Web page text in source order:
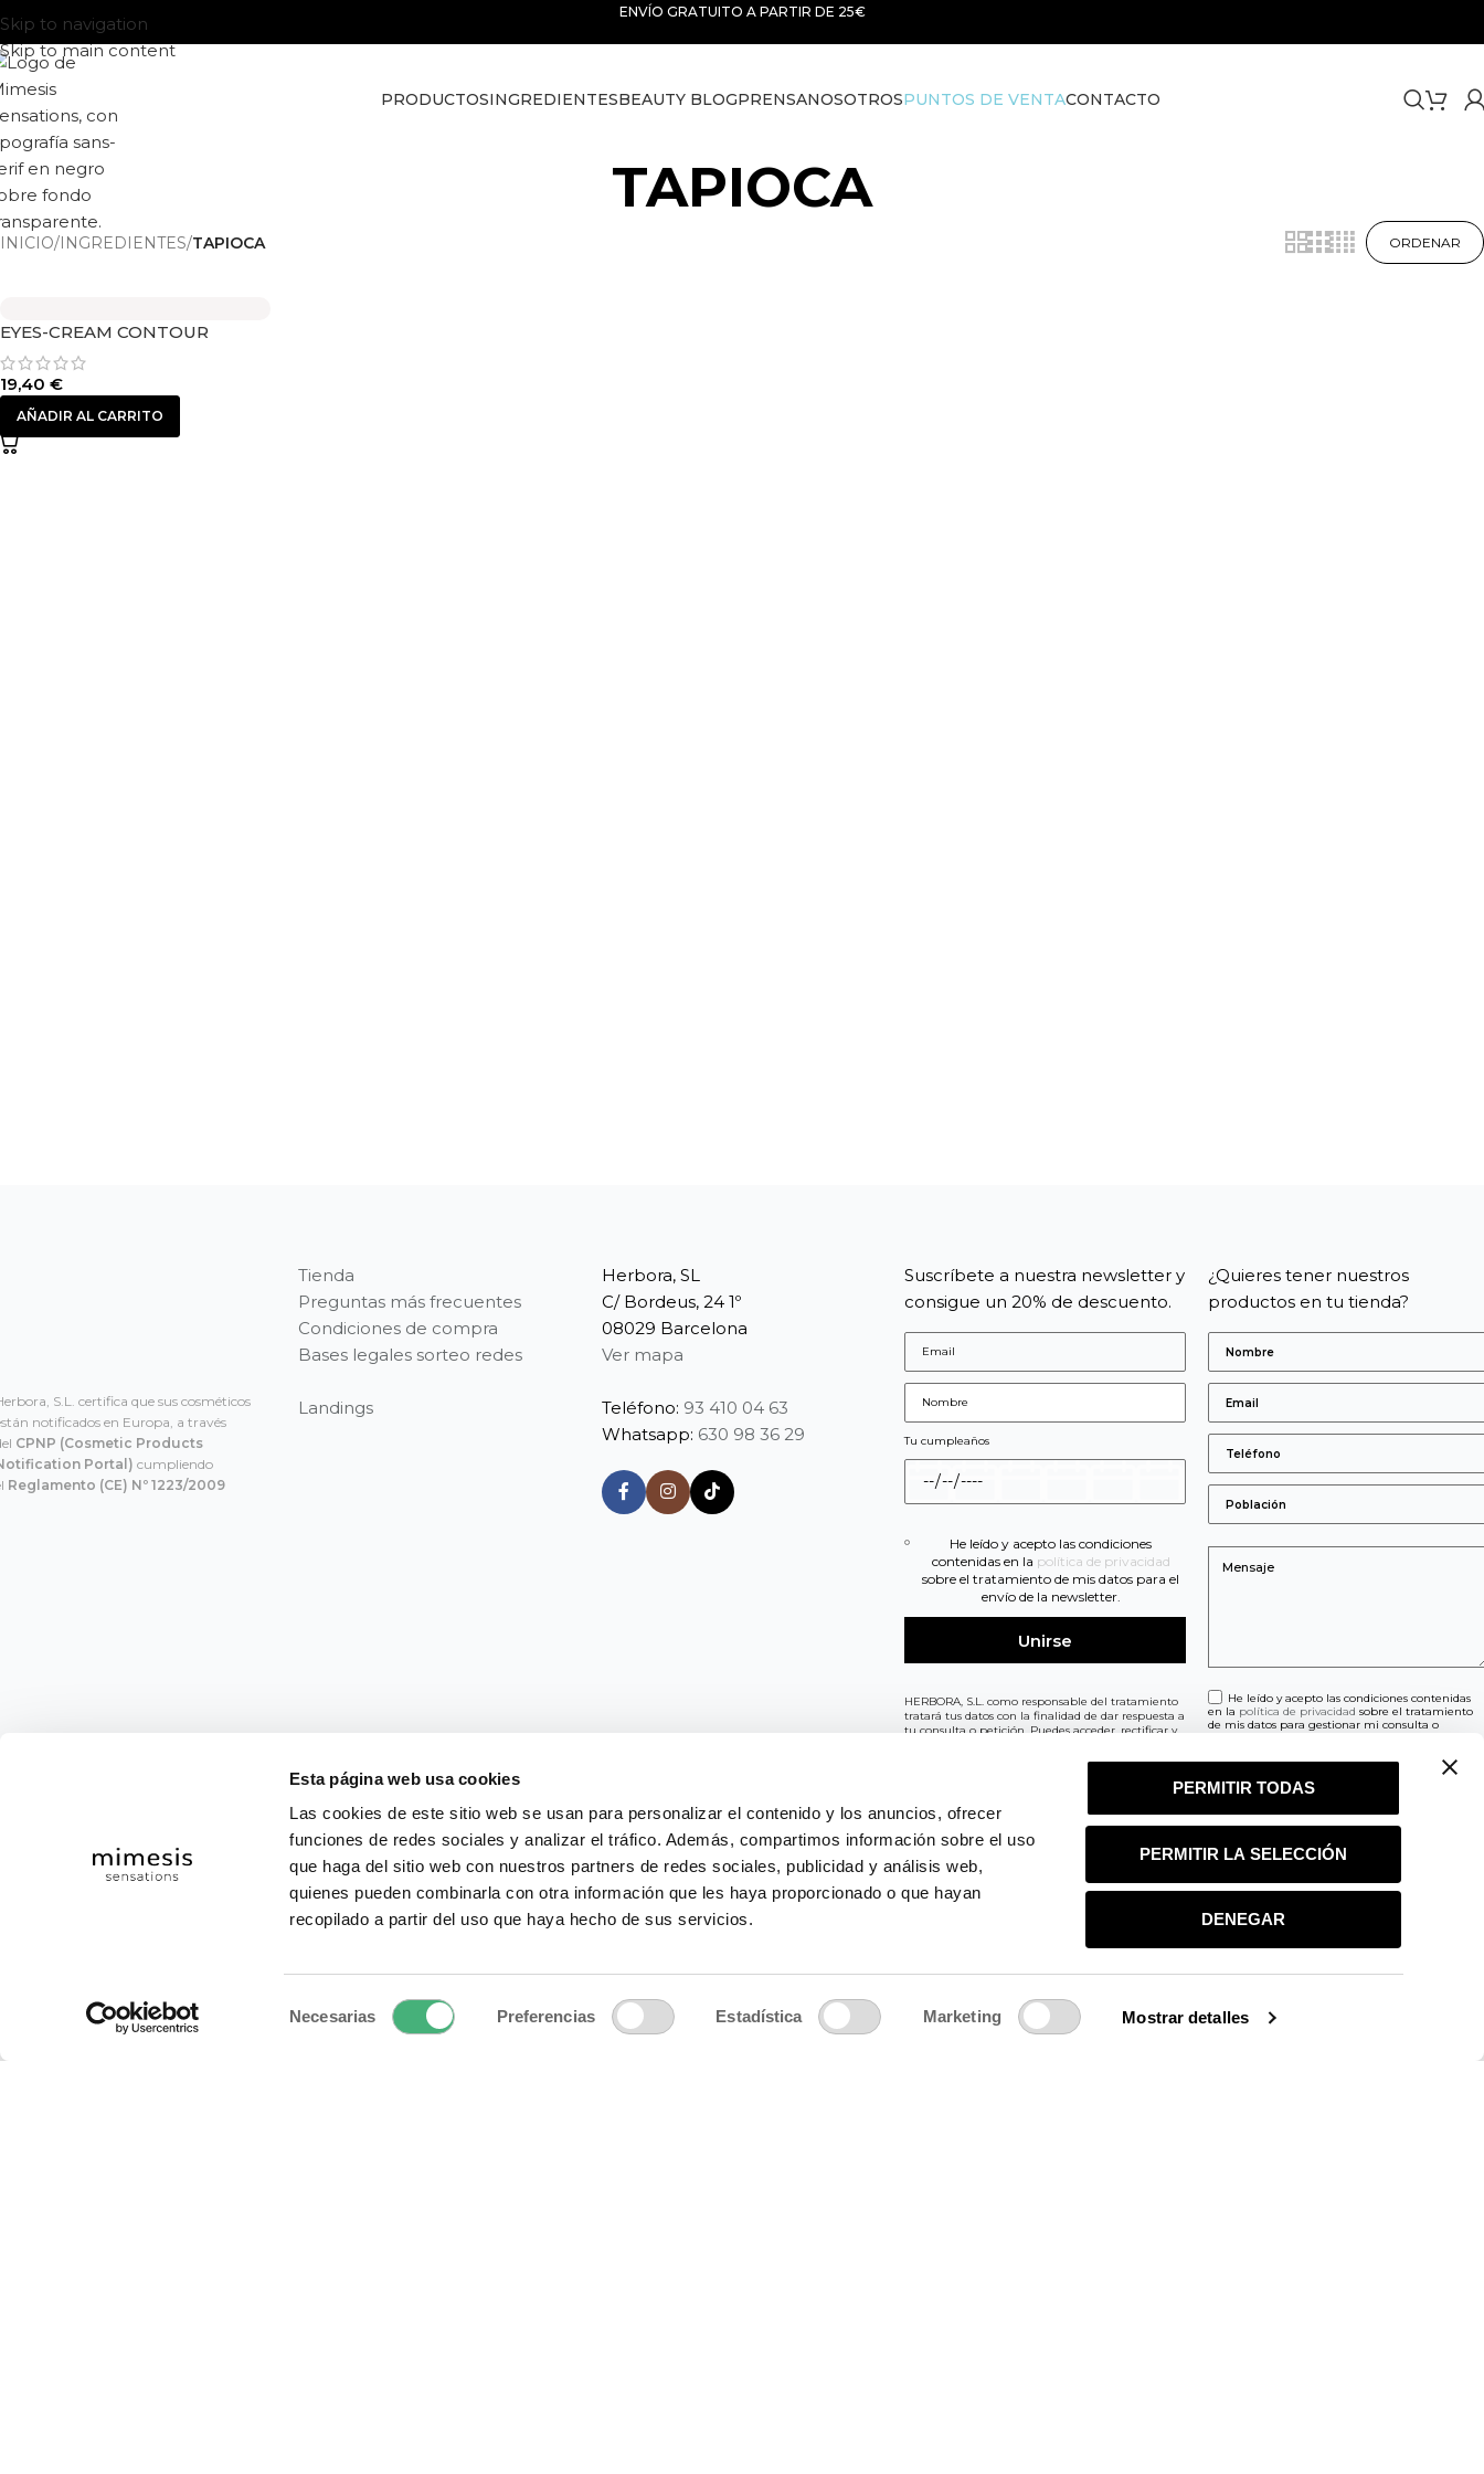
Esta página web usa cookies
Las cookies de este sitio web se usan para personalizar el contenido y los anuncios, ofrecer
funciones de redes sociales y analizar el tráfico. Además, compartimos información sobre el uso
que haga del sitio web con nuestros partners de redes sociales, publicidad y análisis web,
quienes pueden combinarla con otra información que les haya proporcionado o que hayan
recopilado a partir del uso que haya hecho de sus servicios.
Necesarias Preferencias Estadística Marketing Mostrar detalles
PERMITIR TODAS
PERMITIR LA SELECCIÓN
DENEGAR
Skip to navigation
Skip to main content
ENVÍO GRATUITO A PARTIR DE 25€
PRODUCTOSINGREDIENTESBEAUTY BLOGPRENSANOSOTROSPUNTOS DE VENTACONTACTO
TAPIOCA
INICIO/INGREDIENTES/TAPIOCA
EYES-CREAM CONTOUR
19,40 €
AÑADIR AL CARRITO
S.L. certifica que sus cosméticos
notificados en Europa, a través
CPNP (Cosmetic Products
Portal) cumpliendo
Reglamento (CE) Nº 1223/2009
Tienda
Preguntas más frecuentes
Condiciones de compra
Bases legales sorteo redes
Landings
Herbora, SL
C/ Bordeus, 24 1º
08029 Barcelona
Ver mapa
Teléfono: 93 410 04 63
Whatsapp: 630 98 36 29
Suscríbete a nuestra newsletter y
consigue un 20% de descuento.
Tu cumpleaños
He leído y acepto las condiciones
contenidas en la política de privacidad
sobre el tratamiento de mis datos para el
envío de la newsletter.
HERBORA, S.L. como responsable del tratamiento
tratará tus datos con la finalidad de dar respuesta a
tu consulta o petición. Puedes acceder, rectificar y
consultando la información adicional y detallada
¿Quieres tener nuestros
productos en tu tienda?
He leído y acepto las condiciones contenidas
en la política de privacidad sobre el tratamiento
de mis datos para gestionar mi consulta o
© 2025 Mimesis Sensations.
Política de privacidad | Política de cookies | | Politicas de Redes Sociales Condiciones generales de Contratación
SUSCRÍBETE A NUESTRA NEWSLETTER Y DISFRUTA DE
MUCHOS BENEFICIOS Y NOVEDADES.